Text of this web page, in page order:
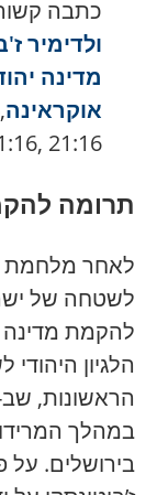
כתבה
ולדימיר
מדינה
אוקראינה
21:16
תרומה
לאחר מלחמת
לשטחה של
להקמת מדינה
הלגיון
במהלך
בירושלים. על